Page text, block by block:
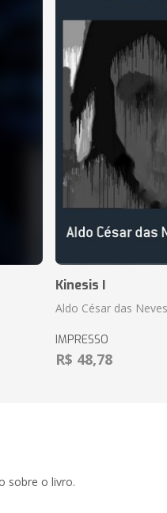
Kinesis I
Aldo César das
IMPRESSO
R$ 48,78
sobre o livro.